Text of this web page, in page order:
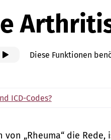
Diese Funktionen
ICD-Codes?
von „Rheuma“ die